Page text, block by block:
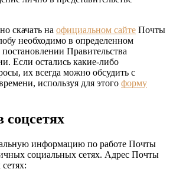
скачать на официальном сайте Почты
необходимо в определенном
Правительства
Если остались какие-либо
их всегда можно обсудить с
используя для этого форму
информацию по работе Почты
социальных сетях. Адрес Почты